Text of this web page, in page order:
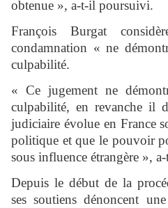
obtenue », a-t-il poursuivi.
François Burgat
condamnation « ne
culpabilité.
« Ce jugement ne
culpabilité, en revanche il
judiciaire évolue en France
politique et que le pouvoir
sous influence étrangère »,
Depuis le début de la
ses soutiens dénoncent